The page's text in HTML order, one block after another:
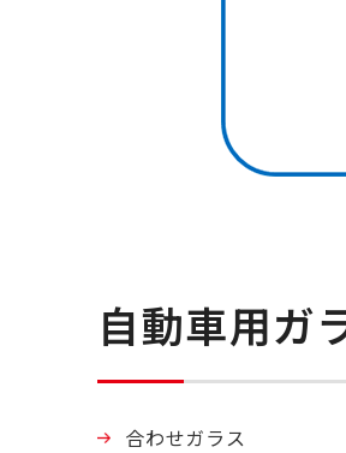
自動車用ガ
合わせガラス